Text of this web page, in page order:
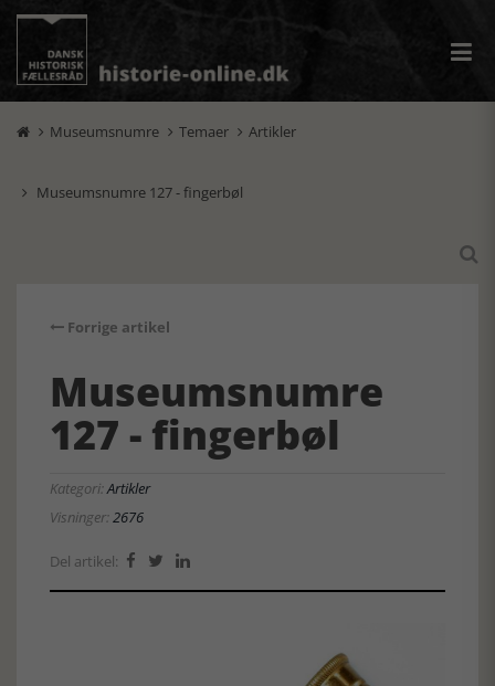
 Museumsnumre  Temaer  Artikler
 Museumsnumre 127 - fingerbøl

Forrige artikel
Museumsnumre
127 - fingerbøl
Kategori:Artikler
Visninger:2676
Del artikel:   